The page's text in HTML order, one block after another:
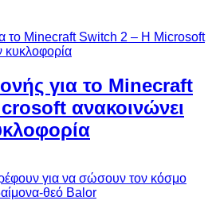
για το Minecraft
ανακοινώνει